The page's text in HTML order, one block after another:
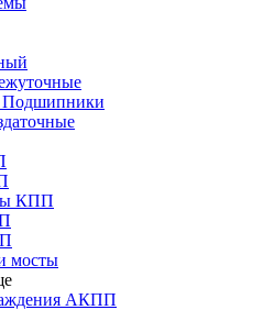
КПП
мосты
АКПП